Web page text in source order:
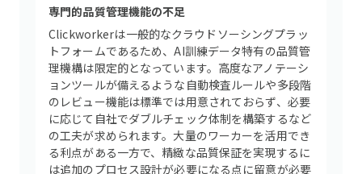
専門的品質管理機能の不足
Clickworkerは一般的なクラウドソーシングプラッ
トフォームであるため、AI訓練データ特有の品質管
理機構は限定的となっています。高度なアノテーシ
ョンツールが備えるような自動検査ルールや多段階
のレビュー機能は標準では用意されておらず、必要
に応じて自社でダブルチェック体制を構築するなど
の工夫が求められます。大量のワーカーを活用でき
る利点がある一方で、精緻な品質保証を実現するに
は追加のプロセス設計が必要になる点に留意が必要